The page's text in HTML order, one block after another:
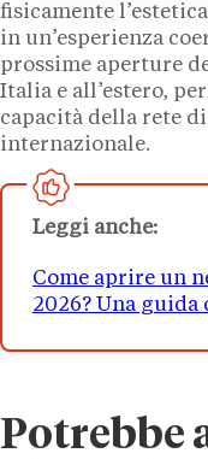
fisicamente
in un’esperienza
prossime aperture
Italia e all’estero,
capacità della rete
internazionale.
Leggi anche:
Come aprire un
2026? Una guida
Potrebbe